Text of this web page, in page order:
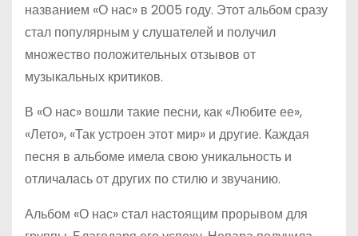
названием «О нас» в 2005 году. Этот альбом сразу
стал популярным у слушателей и получил
множество положительных отзывов от
музыкальных критиков.
В «О нас» вошли такие песни, как «Любите ее»,
«Лето», «Так устроен этот мир» и другие. Каждая
песня в альбоме имела свою уникальность и
отличалась от других по стилю и звучанию.
Альбом «О нас» стал настоящим прорывом для